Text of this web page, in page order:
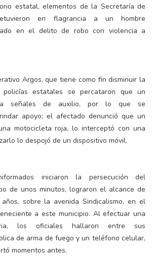
estatal, elementos de la Secretaría de
en flagrancia a un hombre
en el delito de robo con violencia a
Argos, que tiene como fin disminuir la
policías estatales se percataron que un
señales de auxilio, por lo que se
apoyo; el afectado denunció que un
motocicleta roja, lo interceptó con una
lo despojó de un dispositivo móvil.
iniciaron la persecución del
de unos minutos, lograron el alcance de
sobre la avenida Sindicalismo, en el
a este municipio. Al efectuar una
los oficiales hallaron entre sus
de arma de fuego y un teléfono celular,
momentos antes.